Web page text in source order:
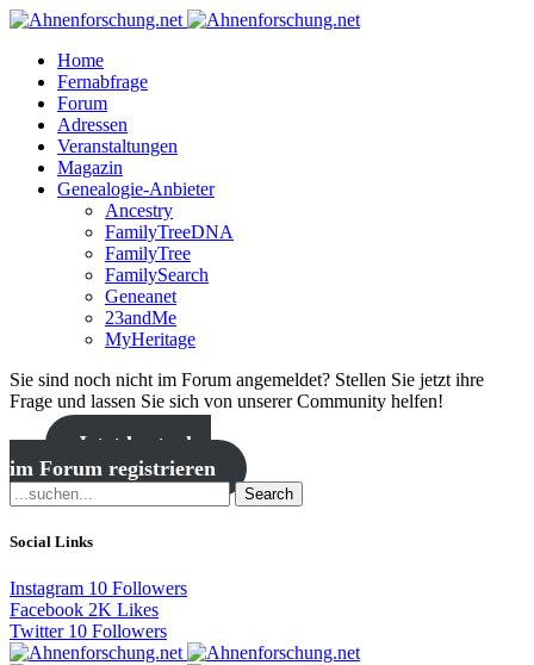
Home
Fernabfrage
Forum
Adressen
Veranstaltungen
Magazin
Genealogie-Anbieter
Ancestry
FamilyTreeDNA
FamilyTree
FamilySearch
Geneanet
23andMe
MyHeritage
Sie sind noch nicht im Forum angemeldet? Stellen Sie jetzt ihre
Frage und lassen Sie sich von unserer Community helfen!
Jetzt kostenlos
im Forum registrieren
Search
Social Links
Instagram 10 Followers
Facebook 2K Likes
Twitter 10 Followers